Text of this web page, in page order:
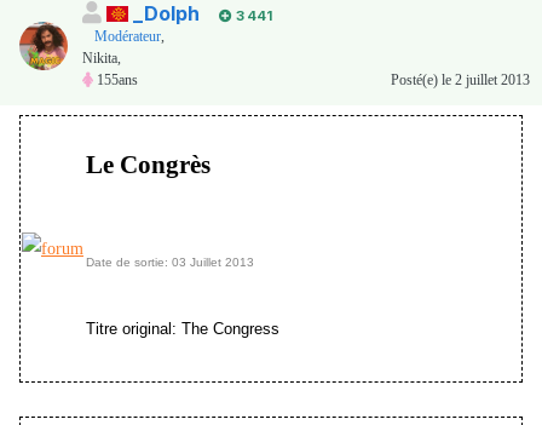
_Dolph
3 441
Modérateur,
Nikita,
155ans
Posté(e) le 2 juillet 2013
Le Congrès
Date de sortie: 03 Juillet 2013
Titre original: The Congress